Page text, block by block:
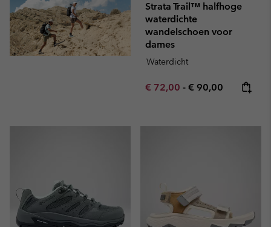
Strata Trail™ halfhoge
waterdichte
wandelschoen voor
dames
Waterdicht
Minimum sale price:
€ 72,00 - Maximum price:
€ 90,00